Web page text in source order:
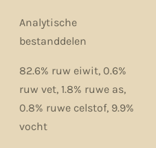
Analytische
bestanddelen
82.6% ruw eiwit, 0.6%
ruw vet, 1.8% ruwe as,
0.8% ruwe celstof, 9.9%
vocht